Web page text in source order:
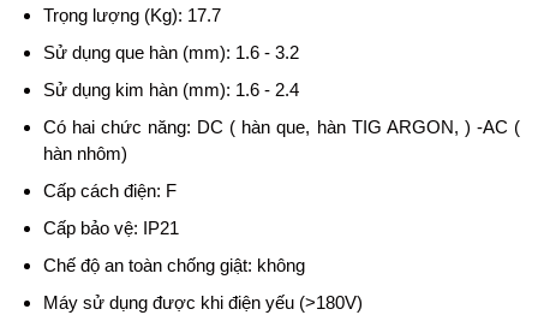
Trọng lượng (Kg): 17.7
Sử dụng que hàn (mm): 1.6 - 3.2
Sử dụng kim hàn (mm): 1.6 - 2.4
Có hai chức năng: DC ( hàn que, hàn TIG ARGON, ) -AC (
hàn nhôm)
Cấp cách điện: F
Cấp bảo vệ: IP21
Chế độ an toàn chống giật: không
Máy sử dụng được khi điện yếu (>180V)